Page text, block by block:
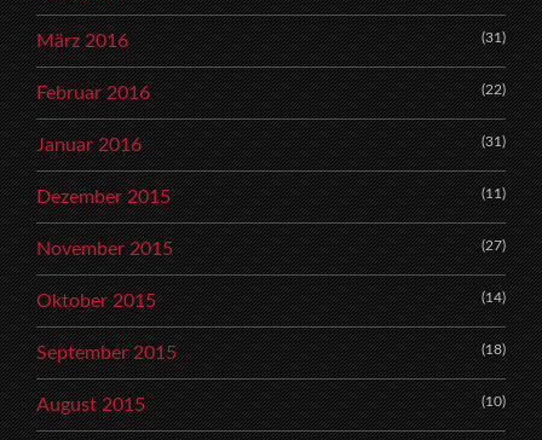
März 2016 (31)
Februar 2016 (22)
Januar 2016 (31)
Dezember 2015 (11)
November 2015 (27)
Oktober 2015 (14)
September 2015 (18)
August 2015 (10)